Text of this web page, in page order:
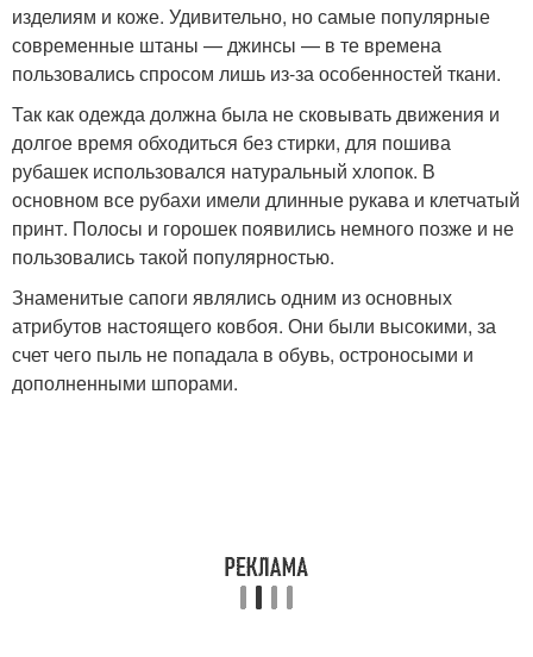
изделиям и коже. Удивительно, но самые популярные
современные штаны — джинсы — в те времена
пользовались спросом лишь из-за особенностей ткани.
Так как одежда должна была не сковывать движения и
долгое время обходиться без стирки, для пошива
рубашек использовался натуральный хлопок. В
основном все рубахи имели длинные рукава и клетчатый
принт. Полосы и горошек появились немного позже и не
пользовались такой популярностью.
Знаменитые сапоги являлись одним из основных
атрибутов настоящего ковбоя. Они были высокими, за
счет чего пыль не попадала в обувь, остроносыми и
дополненными шпорами.